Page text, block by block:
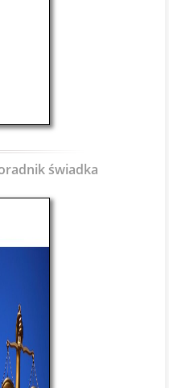
świadka